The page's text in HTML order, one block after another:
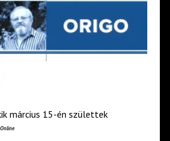
március 15-én születtek